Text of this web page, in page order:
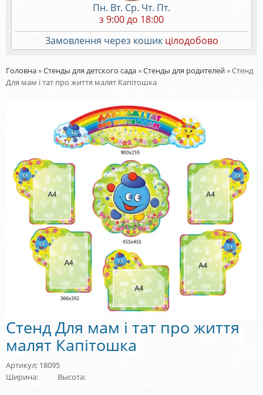
Пн. Вт. Ср. Чт. Пт.
з 9:00 до 18:00
Замовлення через кошик цілодобово
Головна»Стенды для детского сада»Стенды для родителей»Стенд
Для мам і тат про життя малят Капітошка
Стенд Для мам і тат про життя
малят Капітошка
Артикул: 18095
Ширина:
Высота: